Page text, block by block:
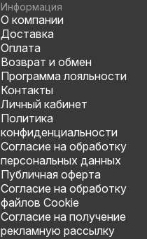
Информация
О компании
Доставка
Оплата
Возврат и обмен
Программа лояльности
Контакты
Личный кабинет
Политика
конфиденциальности
Согласие на обработку
персональных данных
Публичная оферта
Согласие на обработку
файлов Cookie
Согласие на получение
рекламную рассылку